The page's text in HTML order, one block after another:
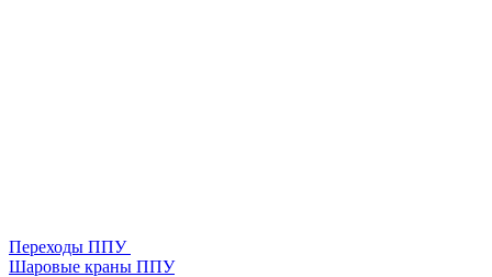
Переходы ППУ
Шаровые краны ППУ